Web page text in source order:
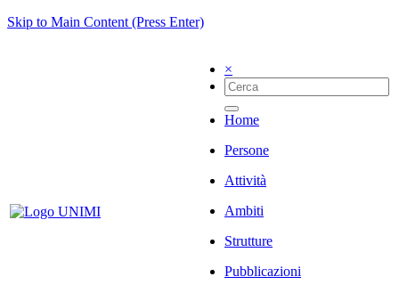
Skip to Main Content (Press Enter)
×
Home
Persone
Attività
Ambiti
Strutture
Pubblicazioni